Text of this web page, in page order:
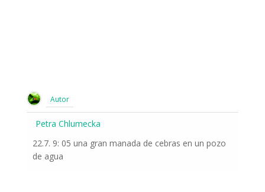
Autor
Petra Chlumecka
22.7. 9: 05 una gran manada de cebras en un pozo
de agua